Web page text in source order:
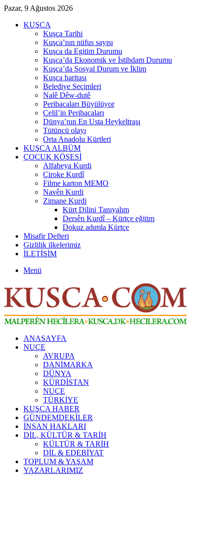
Pazar, 9 Ağustos 2026
KUŞCA
Kuşca Tarihi
Kuşca’nın nüfus sayısı
Kuşca da Egitim Durumu
Kuşca’da Ekonomik ve İstihdam Durumu
Kuşca’da Sosyal Durum ve İklim
Kuşca haritası
Belediye Seçimleri
Nalê Dêw-dutê
Peribacaları Büyülüyor
Celil’in Peribacaları
Dünya’nın En Usta Heykeltraşı
Tütüncü olayı
Orta Anadolu Kürtleri
KUŞCA ALBÜM
ÇOCUK KÖŞESİ
Alfabeya Kurdi
Çiroke Kurdî
Filme karton MEMO
Navên Kurdi
Zimane Kurdi
Kürt Dilini Tanıyalım
Dersên Kurdî – Kürtçe eğitim
Dokuz adımla Kürtçe
Misafir Defteri
Gizlilik ilkelerimiz
İLETİŞİM
Menü
ANASAYFA
NUÇE
AVRUPA
DANİMARKA
DÜNYA
KÜRDİSTAN
NUÇE
TÜRKİYE
KUŞCA HABER
GÜNDEMDEKİLER
İNSAN HAKLARI
DİL, KÜLTÜR & TARİH
KÜLTÜR & TARİH
DİL & EDEBİYAT
TOPLUM & YAŞAM
YAZARLARIMIZ